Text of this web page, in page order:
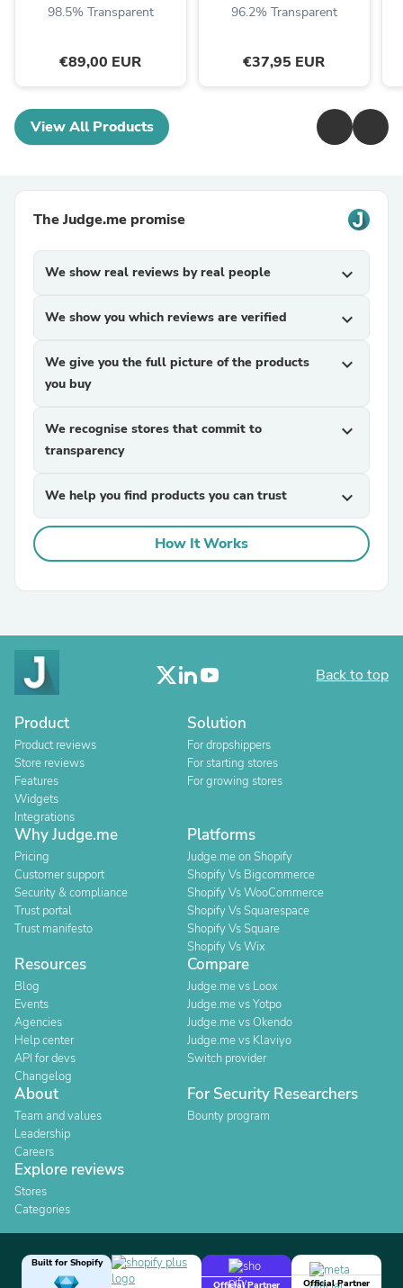
98.5% Transparent
€89,00 EUR
96.2% Transparent
€37,95 EUR
View All Products
The Judge.me promise
We show real reviews by real people expand_more
We show you which reviews are verified expand_more
We give you the full picture of the products
you buy
expand_more
We recognise stores that commit to
transparency
expand_more
We help you find products you can trust expand_more
How It Works
Back to top
Product
Product reviews
Store reviews
Features
Widgets
Integrations
Solution
For dropshippers
For starting stores
For growing stores
Why Judge.me
Pricing
Customer support
Security & compliance
Trust portal
Trust manifesto
Platforms
Judge.me on Shopify
Shopify Vs Bigcommerce
Shopify Vs WooCommerce
Shopify Vs Squarespace
Shopify Vs Square
Shopify Vs Wix
Resources
Blog
Events
Agencies
Help center
API for devs
Changelog
Compare
Judge.me vs Loox
Judge.me vs Yotpo
Judge.me vs Okendo
Judge.me vs Klaviyo
Switch provider
About
Team and values
Leadership
Careers
For Security Researchers
Bounty program
Explore reviews
Stores
Categories
Built for Shopify
Official Partner
Official Partner